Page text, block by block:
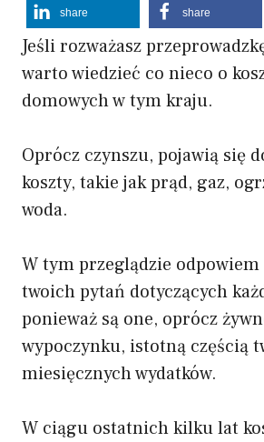
share share
Jeśli rozważasz
warto wiedzieć co nieco o
domowych w tym kraju.
Oprócz czynszu, pojawią się
koszty, takie jak prąd, gaz,
woda.
W tym przeglądzie
twoich pytań dotyczących
ponieważ są one, oprócz
wypoczynku, istotną częścią
miesięcznych wydatków.
W ciągu ostatnich kilku lat